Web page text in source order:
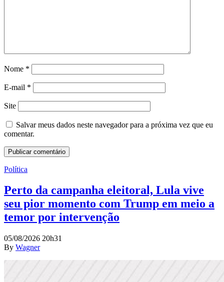
Nome *
E-mail *
Site
Salvar meus dados neste navegador para a próxima vez que eu
comentar.
Política
Perto da campanha eleitoral, Lula vive
seu pior momento com Trump em meio a
temor por intervenção
05/08/2026 20h31
By Wagner